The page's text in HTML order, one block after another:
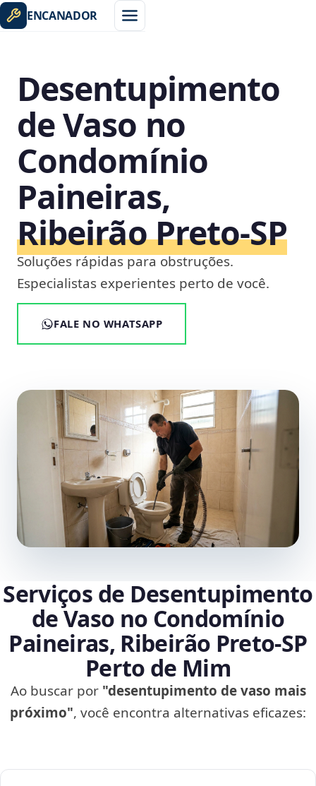
ENCANADOR
Desentupimento
de Vaso no
Condomínio
Paineiras,
Ribeirão Preto‑SP
Soluções rápidas para obstruções.
Especialistas experientes perto de você.
FALE NO WHATSAPP
Serviços de Desentupimento
de Vaso no Condomínio
Paineiras, Ribeirão Preto‑SP
Perto de Mim
Ao buscar por "desentupimento de vaso mais
próximo", você encontra alternativas eficazes: